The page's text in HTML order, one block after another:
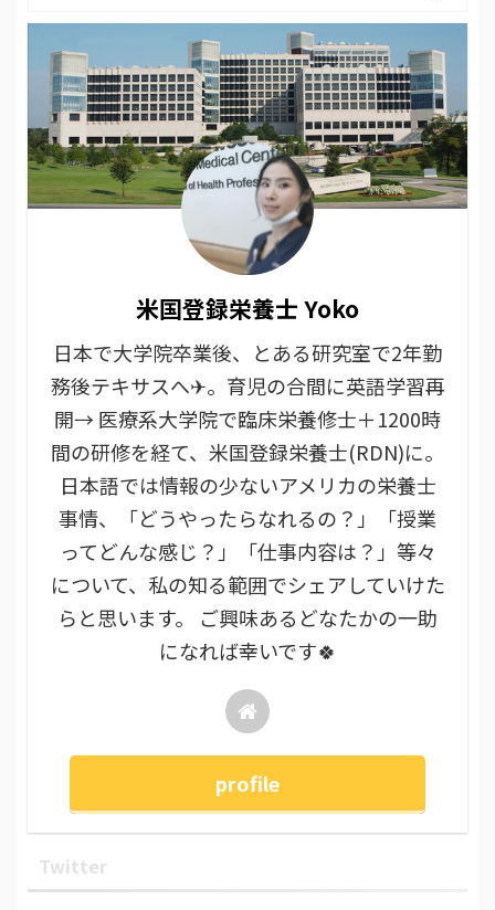
米国登録栄養士 Yoko
日本で大学院卒業後、とある研究室で2年勤
務後テキサスへ✈。育児の合間に英語学習再
開→ 医療系大学院で臨床栄養修士＋1200時
間の研修を経て、米国登録栄養士(RDN)に。
日本語では情報の少ないアメリカの栄養士
事情、「どうやったらなれるの？」「授業
ってどんな感じ？」「仕事内容は？」等々
について、私の知る範囲でシェアしていけた
らと思います。 ご興味あるどなたかの一助
になれば幸いです🍀
profile
Twitter